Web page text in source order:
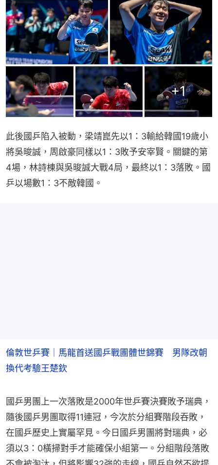
+1
此後國乒陷入被動，梁靖崑先以1：3輸給韓國19歲小
將吳晙誠，周啟豪同樣以1：3敗予安宰賢。關鍵的第
4場，林詩棟與吳晙誠大戰4局，最終以1：3落敗。國
乒以場數1：3不敵韓國。
倫敦世乒賽｜馬龍首送國乒戰團體世錦賽 男隊改朝
換代考驗王楚欽
國乒男團上一次落敗是2000年世乒賽決賽敗予瑞典，
隨後國乒男團取得11連冠，今次於分組賽階段吞敗，
在國乒歷史上實屬罕見。今日國乒男團將對瑞典，必
須以3：0橫掃對手才能確保小組第一。分組階段落敗